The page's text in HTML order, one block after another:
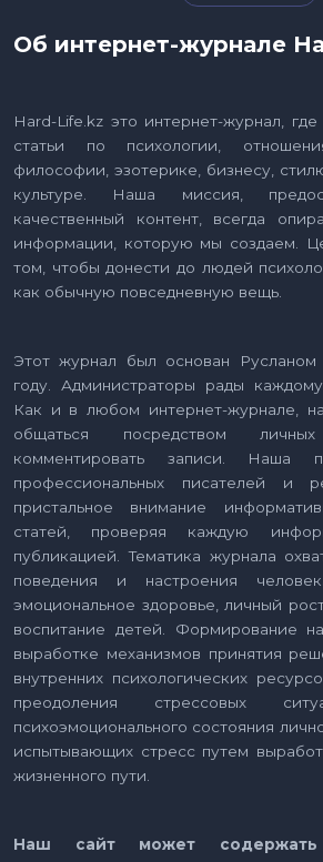
Об интернет-журнале
Hard-Life.kz это интернет-журнал,
статьи по психологии,
философии, эзотерике, бизнесу,
культуре. Наша миссия,
качественный контент, всегда
информации, которую мы создаем.
том, чтобы донести до людей
как обычную повседневную вещь.
Этот журнал был основан
году. Администраторы рады
Как и в любом интернет-журнале,
общаться посредством
комментировать записи. Наша
профессиональных писателей и
пристальное внимание
статей, проверяя каждую
публикацией. Тематика журнала
поведения и настроения
эмоциональное здоровье, личный
воспитание детей. Формирование
выработке механизмов принятия
внутренних психологических
преодоления стрессовых
психоэмоционального состояния
испытывающих стресс путем
жизненного пути.
Наш сайт может